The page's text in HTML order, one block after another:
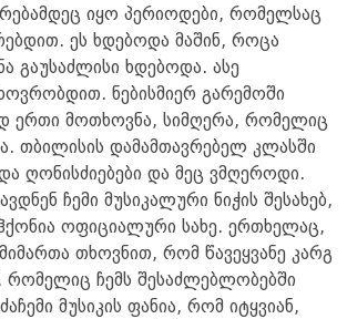
იყო პერიოდები, რომელსაც
ეს ხდებოდა მაშინ, როცა
გაუსაძლისი ხდებოდა. ასე
ნებისმიერ გარემოში
ერთი მოთხოვნა, სიმღერა, რომელიც
თბილისის დამამთავრებელ კლასში
ღონისძიებები და მეც ვმღეროდი.
ჩემი მუსიკალური ნიჭის შესახებ,
ოფიციალური სახე. ერთხელაც,
თხოვნით, რომ წავეყვანე კარგ
რომელიც ჩემს შესაძლებლობებში
მუსიკის ფანია, რომ იტყვიან,